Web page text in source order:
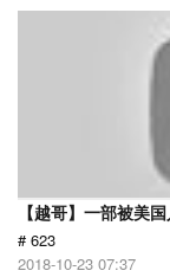
【越哥】一部被美
# 623
2018-10-23 07:37